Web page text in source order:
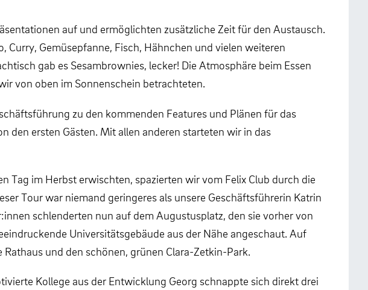
auf und ermöglichten zusätzliche Zeit für den Austausch.
Gemüsepfanne, Fisch, Hähnchen und vielen weiteren
gab es Sesambrownies, lecker! Die Atmosphäre beim Essen
von oben im Sonnenschein betrachteten.
zu den kommenden Features und Plänen für das
den ersten Gästen. Mit allen anderen starteten wir in das
Tag im Herbst erwischten, spazierten wir vom Felix Club durch die
Tour war niemand geringeres als unsere Geschäftsführerin Katrin
schlenderten nun auf dem Augustusplatz, den sie vorher von
Universitätsgebäude aus der Nähe angeschaut. Auf
und den schönen, grünen Clara-Zetkin-Park.
Kollege aus der Entwicklung Georg schnappte sich direkt drei